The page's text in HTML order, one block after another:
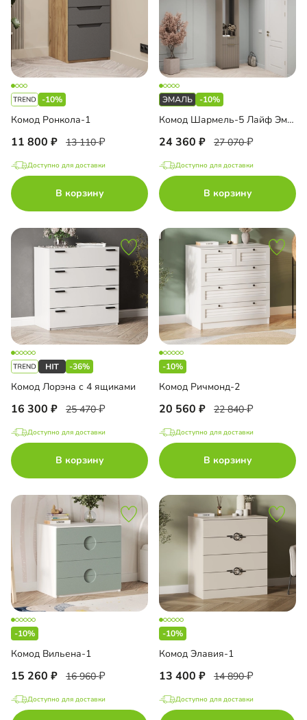
-10%
Комод Ронкола-1
11 800 13 110
Доступно для доставки
В корзину
-10%
Комод Шармель-5 Лайф Эмаль с зеркалом и антресолью
24 360 27 070
Доступно для доставки
В корзину
-36%
Комод Лорэна с 4 ящиками
16 300 25 470
Доступно для доставки
В корзину
-10%
Комод Ричмонд-2
20 560 22 840
Доступно для доставки
В корзину
-10%
Комод Вильена-1
15 260 16 960
Доступно для доставки
-10%
Комод Элавия-1
13 400 14 890
Доступно для доставки